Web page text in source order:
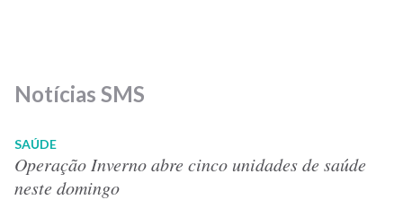
Notícias SMS
SAÚDE
Operação Inverno abre cinco unidades de saúde
neste domingo